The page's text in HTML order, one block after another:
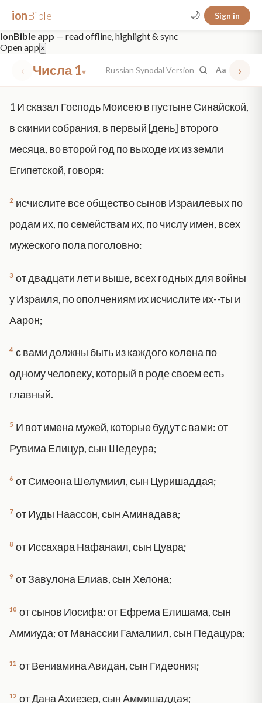
ionBible 🌙 Sign in
ionBible app — read offline, highlight & sync
Open app ×
‹ Числа 1▾ Russian Synodal Version Aa ›
✕
nt faith "peace that passeth"
1И сказал Господь Моисею в пустыне Синайской,
в скинии собрания, в первый [день] второго
месяца, во второй год по выходе их из земли
Египетской, говоря:
2 исчислите все общество сынов Израилевых по
родам их, по семействам их, по числу имен, всех
мужеского пола поголовно:
3 от двадцати лет и выше, всех годных для войны
у Израиля, по ополчениям их исчислите их--ты и
Аарон;
4 с вами должны быть из каждого колена по
одному человеку, который в роде своем есть
главный.
5 И вот имена мужей, которые будут с вами: от
Рувима Елицур, сын Шедеура;
6 от Симеона Шелумиил, сын Цуришаддая;
7 от Иуды Наассон, сын Аминадава;
8 от Иссахара Нафанаил, сын Цуара;
9 от Завулона Елиав, сын Хелона;
10 от сынов Иосифа: от Ефрема Елишама, сын
Аммиуда; от Манассии Гамалиил, сын Педацура;
11 от Вениамина Авидан, сын Гидеония;
12 от Дана Ахиезер, сын Аммишаддая;